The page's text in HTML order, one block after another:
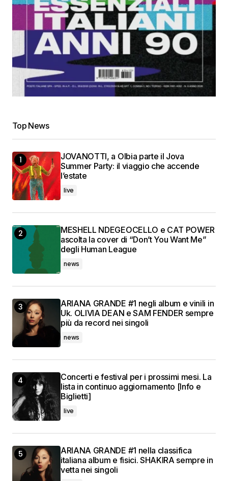
Top News
JOVANOTTI, a Olbia parte il Jova
Summer Party: il viaggio che accende
l’estate
live
MESHELL NDEGEOCELLO e CAT POWER
ascolta la cover di “Don’t You Want Me”
degli Human League
news
ARIANA GRANDE #1 negli album e vinili in
Uk. OLIVIA DEAN e SAM FENDER sempre
più da record nei singoli
news
Concerti e festival per i prossimi mesi. La
lista in continuo aggiornamento [Info e
Biglietti]
live
ARIANA GRANDE #1 nella classifica
italiana album e fisici. SHAKIRA sempre in
vetta nei singoli